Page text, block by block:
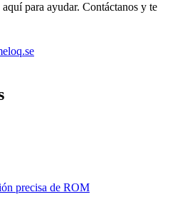
para ayudar. Contáctanos y te
precisa de ROM